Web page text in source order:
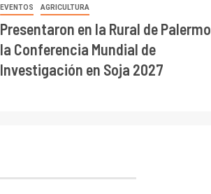
EVENTOS AGRICULTURA
Presentaron en la Rural de Palermo
la Conferencia Mundial de
Investigación en Soja 2027